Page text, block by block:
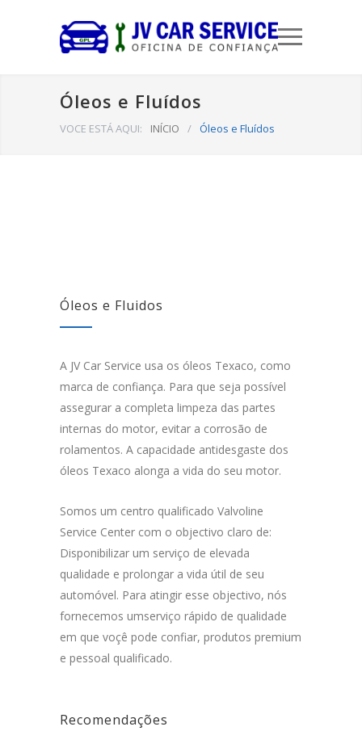
Óleos e Fluídos
VOCE ESTÁ AQUI: INÍCIO / Óleos e Fluídos
Óleos e Fluidos
A JV Car Service usa os óleos Texaco, como
marca de confiança. Para que seja possível
assegurar a completa limpeza das partes
internas do motor, evitar a corrosão de
rolamentos. A capacidade antidesgaste dos
óleos Texaco alonga a vida do seu motor.
Somos um centro qualificado Valvoline
Service Center com o objectivo claro de:
Disponibilizar um serviço de elevada
qualidade e prolongar a vida útil de seu
automóvel. Para atingir esse objectivo, nós
fornecemos umserviço rápido de qualidade
em que voçê pode confiar, produtos premium
e pessoal qualificado.
Recomendações